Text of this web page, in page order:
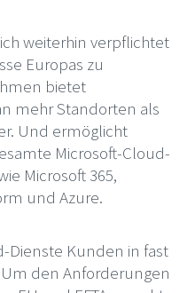
weiterhin verpflichtet
Europas zu
bietet
mehr Standorten als
Und ermöglicht
Microsoft-Cloud-
Microsoft 365,
und Azure.
Dienste Kunden in fast
den Anforderungen